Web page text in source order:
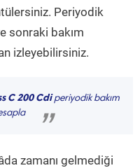
Periyodik
sonraki bakım
izleyebilirsiniz.
C 200 Cdiperiyodik bakım
”
zamanı gelmediği